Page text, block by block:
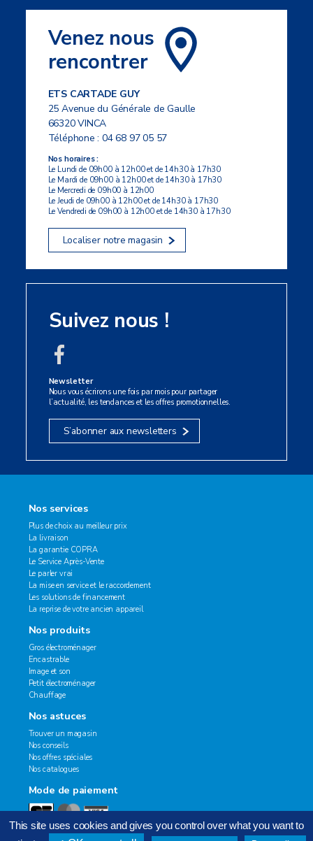
Venez nous
rencontrer
ETS CARTADE GUY
25 Avenue du Générale de Gaulle
66320 VINCA
Téléphone :04 68 97 05 57
Nos horaires :
Le Lundi de 09h00 à 12h00 et de 14h30 à 17h30
Le Mardi de 09h00 à 12h00 et de 14h30 à 17h30
Le Mercredi de 09h00 à 12h00
Le Jeudi de 09h00 à 12h00 et de 14h30 à 17h30
Le Vendredi de 09h00 à 12h00 et de 14h30 à 17h30
Localiser notre magasin
Suivez nous !
Newsletter
Nous vous écrirons une fois par mois pour partager
l’actualité, les tendances et les offres promotionnelles.
S’abonner aux newsletters
Nos services
Plus de choix au meilleur prix
La livraison
La garantie COPRA
Le Service Après-Vente
Le parler vrai
La mise en service et le raccordement
Les solutions de financement
La reprise de votre ancien appareil
Nos produits
Gros électroménager
Encastrable
Image et son
Petit électroménager
Chauffage
Nos astuces
Trouver un magasin
Nos conseils
Nos offres spéciales
Nos catalogues
Mode de paiement
This site uses cookies and gives you control over what you want to